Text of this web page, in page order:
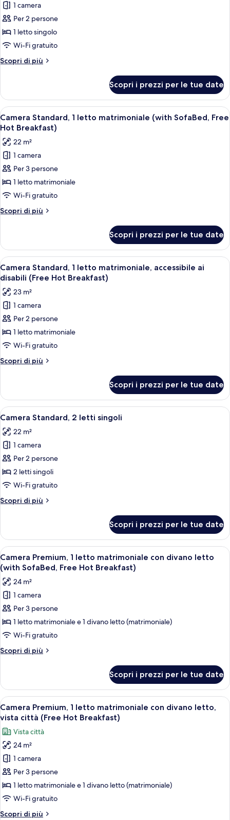
foto
per
Camera
Standard
Hot
1 camera
Per 2 persone
1 letto singolo
Wi-Fi gratuito
Scopri di più
Altri
Standard
(Free
Hot
Breakfast)
Scopri i prezzi per le tue date
Apri
tutte
le
foto
per
Camera
Standard,
1
letto
matrimoniale
SofaBed,
Free
Hot
Breakfast)
Una camera d'albergo con un letto,
4
Camera Standard, 1 letto matrimoniale (with SofaBed, Free
Hot Breakfast)
22 m²
1 camera
Per 3 persone
1 letto matrimoniale
Wi-Fi gratuito
Scopri di più
Altri
Standard,
letto
matrimoniale
SofaBed,
Free
Hot
Breakfast)
Scopri i prezzi per le tue date
Apri
tutte
le
foto
per
Camera
Standard,
1
letto
matrimoniale,
ai
disabili
(Free
Hot
Breakfast)
Una camera d'albergo con un letto
8
Camera Standard, 1 letto matrimoniale, accessibile ai
disabili (Free Hot Breakfast)
23 m²
1 camera
Per 2 persone
1 letto matrimoniale
Wi-Fi gratuito
Scopri di più
Altri
Standard,
letto
accessibile
ai
disabili
(Free
Hot
Breakfast)
Scopri i prezzi per le tue date
Apri
tutte
le
foto
per
Camera
Standard,
letti
Camera d'albergo con due letti,
6
Camera Standard, 2 letti singoli
22 m²
1 camera
Per 2 persone
2 letti singoli
Wi-Fi gratuito
Scopri di più
Altri
Standard,
letti
singoli
Scopri i prezzi per le tue date
Apri
tutte
le
foto
per
Camera
Premium,
1
letto
matrimoniale
divano
letto
(with
SofaBed,
Free
Hot
Breakfast)
Una camera d'albergo con un letto
6
Camera Premium, 1 letto matrimoniale con divano letto
(with SofaBed, Free Hot Breakfast)
24 m²
1 camera
Per 3 persone
1 letto matrimoniale e 1 divano letto (matrimoniale)
Wi-Fi gratuito
Scopri di più
Altri
Premium,
letto
matrimoniale
divano
letto
(with
SofaBed,
Free
Breakfast)
Scopri i prezzi per le tue date
Apri
tutte
le
foto
per
Camera
Premium,
1
letto
Una camera d'albergo con un letto
8
Camera Premium, 1 letto matrimoniale con divano letto,
vista città (Free Hot Breakfast)
Vista città
24 m²
1 camera
Per 3 persone
1 letto matrimoniale e 1 divano letto (matrimoniale)
Wi-Fi gratuito
Scopri di più
Altri